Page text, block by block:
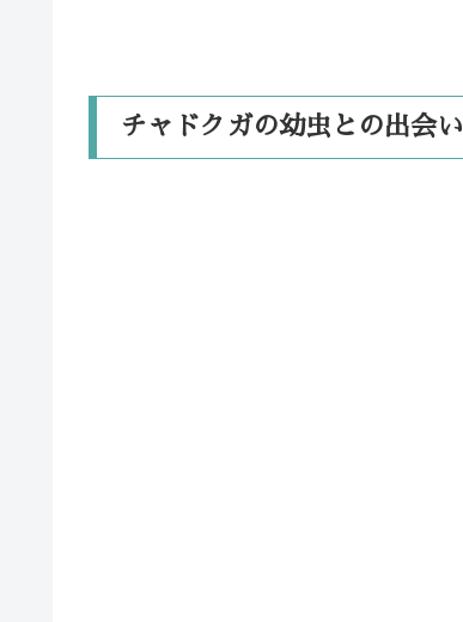
チャドクガの幼虫との出会い